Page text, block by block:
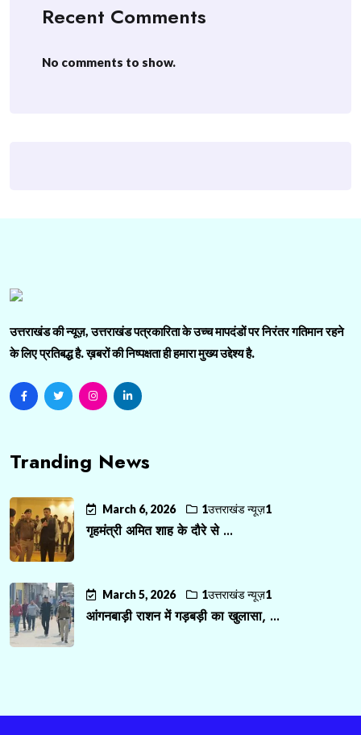
Recent Comments
No comments to show.
उत्तराखंड की न्यूज़, उत्तराखंड पत्रकारिता के उच्च मापदंडों पर निरंतर गतिमान रहने
के लिए प्रतिबद्ध है. ख़बरों की निष्पक्षता ही हमारा मुख्य उद्देश्य है.
Tranding News
March 6, 2026 1उत्तराखंड न्यूज़1
गृहमंत्री अमित शाह के दौरे से ...
March 5, 2026 1उत्तराखंड न्यूज़1
आंगनबाड़ी राशन में गड़बड़ी का खुलासा, ...